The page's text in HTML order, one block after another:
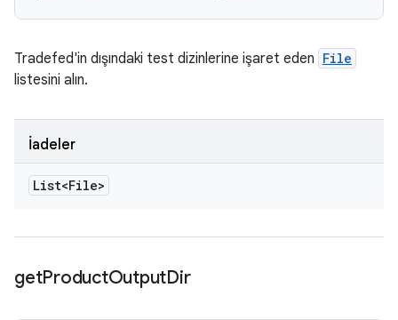
Tradefed'in dışındaki test dizinlerine işaret eden File
listesini alın.
İadeler
List<File>
getProductOutputDir